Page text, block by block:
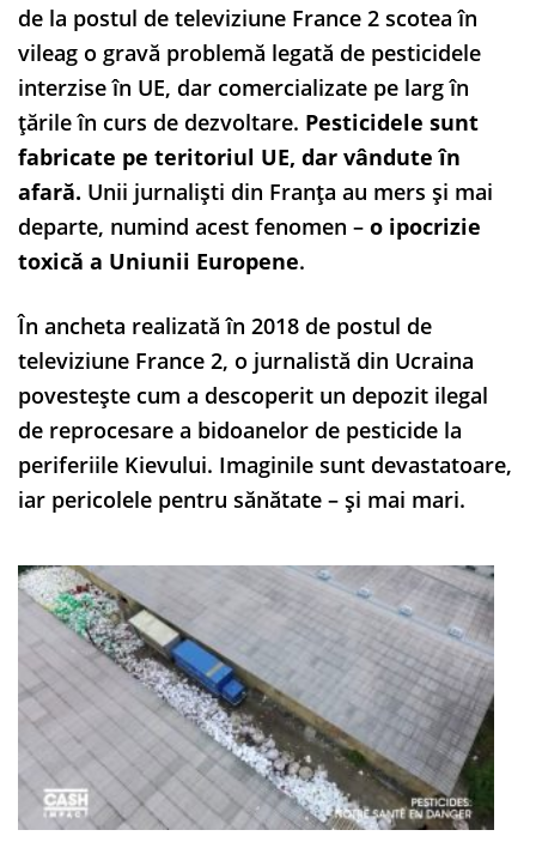
de la postul de televiziune France 2 scotea în
vileag o gravă problemă legată de pesticidele
interzise în UE, dar comercializate pe larg în
țările în curs de dezvoltare. Pesticidele sunt
fabricate pe teritoriul UE, dar vândute în
afară. Unii jurnaliști din Franța au mers și mai
departe, numind acest fenomen – o ipocrizie
toxică a Uniunii Europene.
În ancheta realizată în 2018 de postul de
televiziune France 2, o jurnalistă din Ucraina
povestește cum a descoperit un depozit ilegal
de reprocesare a bidoanelor de pesticide la
periferiile Kievului. Imaginile sunt devastatoare,
iar pericolele pentru sănătate – și mai mari.